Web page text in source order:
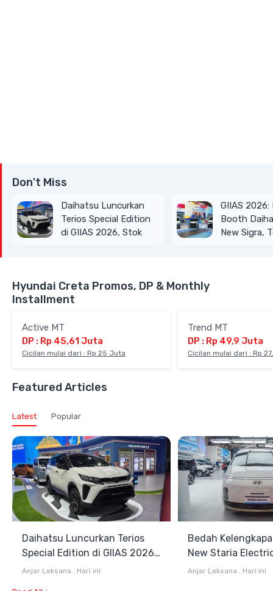
Don't Miss
Daihatsu Luncurkan
Terios Special Edition
di GIIAS 2026, Stok
GIIAS 2026:
Booth
New Sigra,
Hyundai Creta Promos, DP & Monthly
Installment
Active MT
DP : Rp 45,61 Juta
Cicilan mulai dari : Rp 25 Juta
Trend MT
DP : Rp 49,9 Juta
Cicilan mulai dari : Rp
Featured Articles
Latest Popular
Daihatsu Luncurkan Terios
Special Edition di GIIAS 2026,
Stok Terbatas
Anjar Leksana Hari ini
Bedah
New Staria
Hybrid yang
Anjar Leksana Hari ini